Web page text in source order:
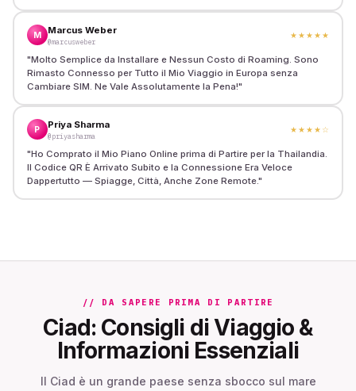
M Marcus Weber
@marcusweber
★★★★★
"Molto Semplice da Installare e Nessun Costo di Roaming. Sono
Rimasto Connesso per Tutto il Mio Viaggio in Europa senza
Cambiare SIM. Ne Vale Assolutamente la Pena!"
P Priya Sharma
@priyasharma
★★★★ ☆
"Ho Comprato il Mio Piano Online prima di Partire per la Thailandia.
Il Codice QR È Arrivato Subito e la Connessione Era Veloce
Dappertutto — Spiagge, Città, Anche Zone Remote."
// DA SAPERE PRIMA DI PARTIRE
Ciad: Consigli di Viaggio &
Informazioni Essenziali
Il Ciad è un grande paese senza sbocco sul mare